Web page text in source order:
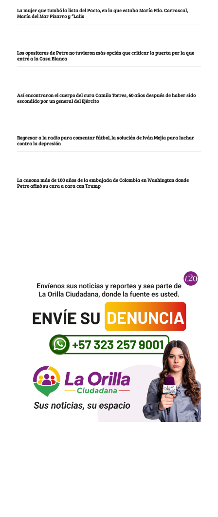
La mujer que tumbó la lista del Pacto, en la que estaba María Fda. Carrascal,
María del Mar Pizarro y “Lalis
Los opositores de Petro no tuvieron más opción que criticar la puerta por la que
entró a la Casa Blanca
Así encontraron el cuerpo del cura Camilo Torres, 60 años después de haber sido
escondido por un general del Ejército
Regresar a la radio para comentar fútbol, la solución de Iván Mejía para luchar
contra la depresión
La casona más de 100 años de la embajada de Colombia en Washington donde
Petro afinó su cara a cara con Trump